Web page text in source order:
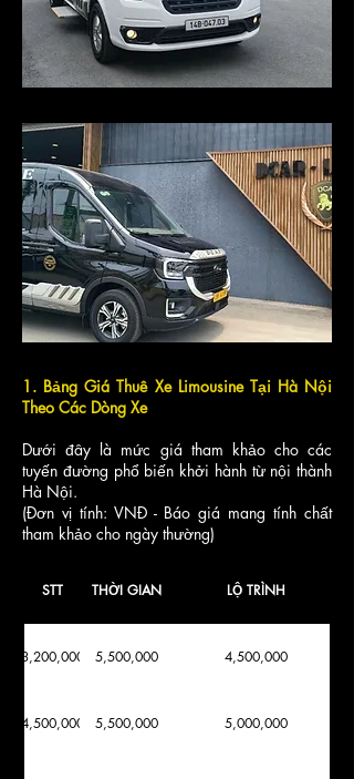
1. Bảng Giá Thuê Xe Limousine Tại Hà Nội
Theo Các Dòng Xe
Dưới đây là mức giá tham khảo cho các
tuyến đường phổ biến khởi hành từ nội thành
Hà Nội.
(Đơn vị tính: VNĐ - Báo giá mang tính chất
tham khảo cho ngày thường)
STT THỜI GIAN LỘ TRÌNH
3,200,000 5,500,000 4,500,000
4,500,000 5,500,000 5,000,000